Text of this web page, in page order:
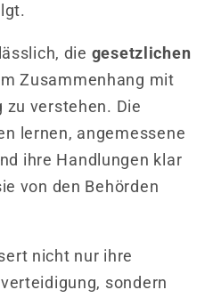
die gesetzlichen
Zusammenhang mit
verstehen. Die
lernen, angemessene
ihre Handlungen klar
von den Behörden
nicht nur ihre
sondern